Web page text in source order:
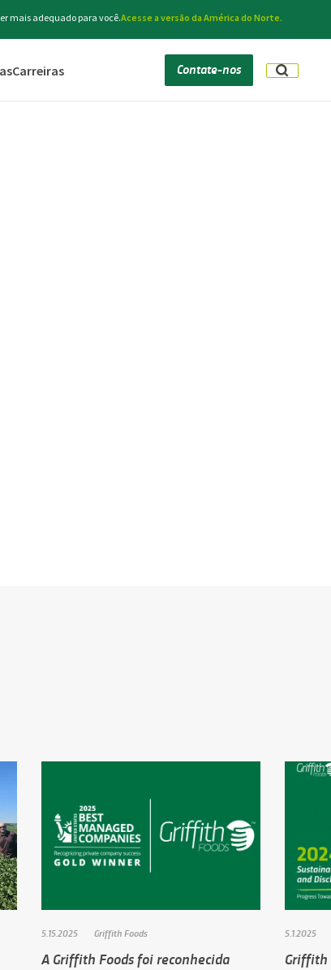
mais adequado para você.Acesse a versão da América do Norte.
Carreiras Contate-nos
5.15.2025 Griffith Foods
A Griffith Foods foi reconhecida
5.1.2025
Griffith